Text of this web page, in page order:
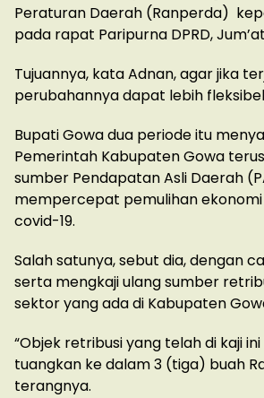
Peraturan Daerah (Ranperda)
pada rapat Paripurna DPRD,
Tujuannya, kata Adnan, agar jika
perubahannya dapat lebih
Bupati Gowa dua periode itu
Pemerintah Kabupaten Gowa
sumber Pendapatan Asli Daerah
mempercepat pemulihan
covid-19.
Salah satunya, sebut dia, dengan
serta mengkaji ulang sumber
sektor yang ada di Kabupaten
“Objek retribusi yang telah di kaji
tuangkan ke dalam 3 (tiga) buah
terangnya.